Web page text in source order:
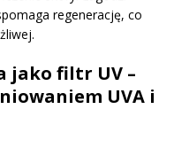
regenerację, co
jako filtr UV –
UVA i